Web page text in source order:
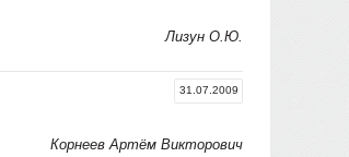
Лизун О.Ю.
31.07.2009
Корнеев Артём Викторович